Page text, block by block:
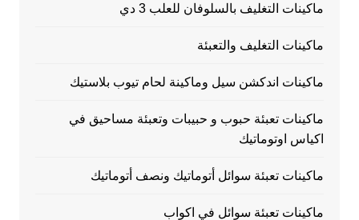
ماكينات التغليف بالسلوفان للعلب 3 دي
ماكينات التغليف والتعبئة
ماكينات اندكشن سيل وماكينة لحام تيوب بلاستيك
ماكينات تعبئة حبوب و حبيبات وتعبئة مساحيق في
اكياس اوتوماتيك
ماكينات تعبئة سوائل أتوماتيك ونصف أتوماتيك
ماكينات تعبئة سوائل في اكواب